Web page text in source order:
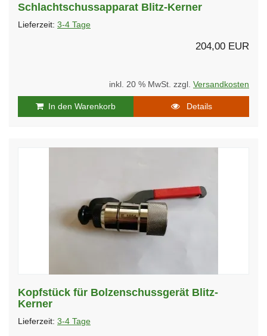
Schlachtschussapparat Blitz-Kerner
Lieferzeit: 3-4 Tage
204,00 EUR
inkl. 20 % MwSt. zzgl. Versandkosten
In den Warenkorb Details
Kopfstück für Bolzenschussgerät Blitz-
Kerner
Lieferzeit: 3-4 Tage